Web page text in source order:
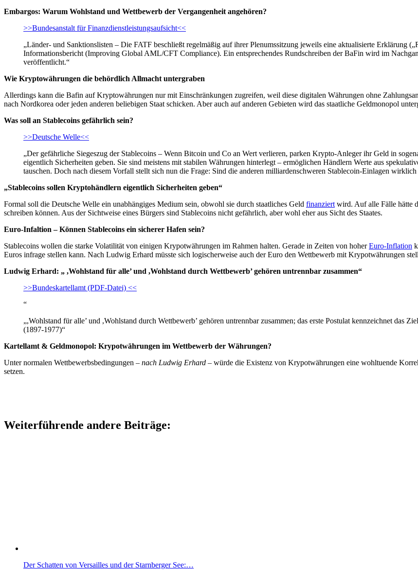
Embargos: Warum Wohlstand und Wettbewerb der Vergangenheit angehören?
>>Bundesanstalt für Finanzdienstleistungsaufsicht<<
„Länder- und Sanktionslisten – Die FATF beschließt regelmäßig auf ihrer Plenumssitzung jeweils eine aktualisierte Erklärung
Informationsbericht (Improving Global AML/CFT Compliance). Ein entsprechendes Rundschreiben der BaFin wird im
veröffentlicht.“
Wie Kryptowährungen die behördlich Allmacht untergraben
Allerdings kann die Bafin auf Kryptowährungen nur mit Einschränkungen zugreifen, weil diese digitalen Währungen ohne
nach Nordkorea oder jeden anderen beliebigen Staat schicken. Aber auch auf anderen Gebieten wird das staatliche Geldmonopol
Was soll an Stablecoins gefährlich sein?
>>Deutsche Welle<<
„Der gefährliche Siegeszug der Stablecoins – Wenn Bitcoin und Co an Wert verlieren, parken Krypto-Anleger ihr Geld in
eigentlich Sicherheiten geben. Sie sind meistens mit stabilen Währungen hinterlegt – ermöglichen Händlern Werte aus
tauschen. Doch nach diesem Vorfall stellt sich nun die Frage: Sind die anderen milliardenschweren Stablecoin-Einlagen wirklich
„Stablecoins sollen Kryptohändlern eigentlich Sicherheiten geben“
Formal soll die Deutsche Welle ein unabhängiges Medium sein, obwohl sie durch staatliches Geld finanziert wird. Auf alle Fälle hätte
schreiben können. Aus der Sichtweise eines Bürgers sind Stablecoins nicht gefährlich, aber wohl eher aus Sicht des Staates.
Euro-Infaltion – Können Stablecoins ein sicherer Hafen sein?
Stablecoins wollen die starke Volatilität von einigen Krypotwährungen im Rahmen halten. Gerade in Zeiten von hoherEuro-Inflation
Euros infrage stellen kann. Nach Ludwig Erhard müsste sich logischerweise auch der Euro den Wettbewerb mit Krypotwährungen
Ludwig Erhard: „ ,Wohlstand für alle’ und ,Wohlstand durch Wettbewerb’ gehören untrennbar zusammen“
>>Bundeskartellamt (PDF-Datei) <<
“
„,Wohlstand für alle’ und ,Wohlstand durch Wettbewerb’ gehören untrennbar zusammen; das erste Postulat kennzeichnet das
(1897-1977)“
Kartellamt & Geldmonopol: Krypotwährungen im Wettbewerb der Währungen?
Unter normalen Wettbewerbsbedingungen – nach Ludwig Erhard – würde die Existenz von Krypotwährungen eine wohltuende
setzen.
Weiterführende andere Beiträge:
Der Schatten von Versailles und der Starnberger See:…